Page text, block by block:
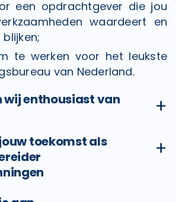
een opdrachtgever die jou
waardeert en
te werken voor het leukste
van Nederland.
wij enthousiast van +
toekomst als
+